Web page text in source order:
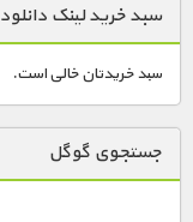
سبد خرید لینک دانلود
سبد خریدتان خالی است.
جستجوی گوگل